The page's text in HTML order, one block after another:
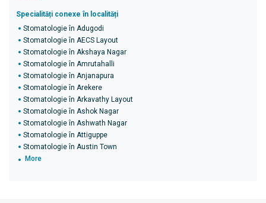
Specialități conexe în localități
Stomatologie în Adugodi
Stomatologie în AECS Layout
Stomatologie în Akshaya Nagar
Stomatologie în Amrutahalli
Stomatologie în Anjanapura
Stomatologie în Arekere
Stomatologie în Arkavathy Layout
Stomatologie în Ashok Nagar
Stomatologie în Ashwath Nagar
Stomatologie în Attiguppe
Stomatologie în Austin Town
More